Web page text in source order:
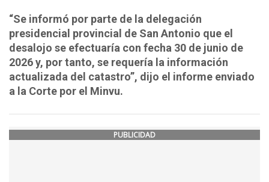
“Se informó por parte de la delegación
presidencial provincial de San Antonio que el
desalojo se efectuaría con fecha 30 de junio de
2026 y, por tanto, se requería la información
actualizada del catastro”, dijo el informe enviado
a la Corte por el Minvu.
PUBLICIDAD